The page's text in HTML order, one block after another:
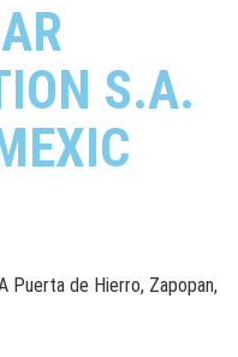
S.A.
Puerta de Hierro, Zapopan,